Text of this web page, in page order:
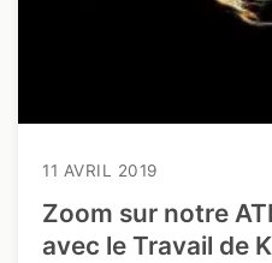
11 AVRIL 2019
Zoom sur notre
avec le Travail de